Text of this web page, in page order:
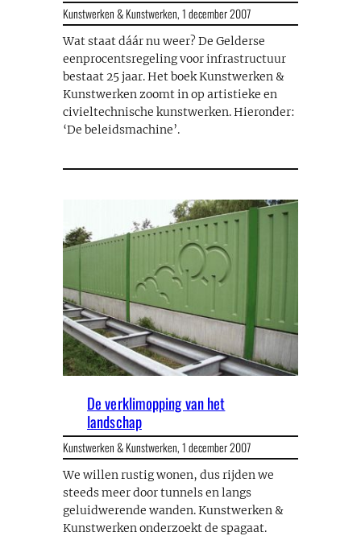
Kunstwerken & Kunstwerken,1 december 2007
Wat staat dáár nu weer? De Gelderse
eenprocentsregeling voor infrastructuur
bestaat 25 jaar. Het boek Kunstwerken &
Kunstwerken zoomt in op artistieke en
civieltechnische kunstwerken. Hieronder:
‘De beleidsmachine’.
De verklimopping van het
landschap
Kunstwerken & Kunstwerken,1 december 2007
We willen rustig wonen, dus rijden we
steeds meer door tunnels en langs
geluidwerende wanden. Kunstwerken &
Kunstwerken onderzoekt de spagaat.